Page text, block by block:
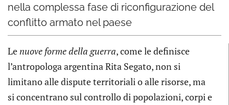
nella complessa fase di riconfigurazione del
conflitto armato nel paese
Le nuove forme della guerra, come le definisce
l’antropologa argentina Rita Segato, non si
limitano alle dispute territoriali o alle risorse, ma
si concentrano sul controllo di popolazioni, corpi e